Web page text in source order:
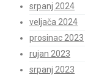
srpanj 2024
veljača 2024
prosinac 2023
rujan 2023
srpanj 2023